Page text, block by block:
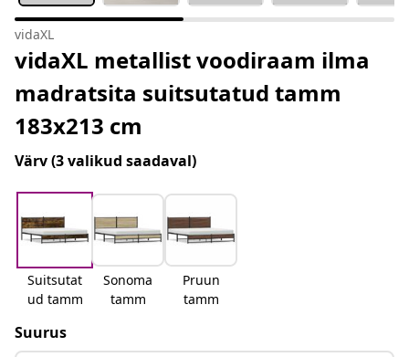
vidaXL
vidaXL metallist voodiraam ilma
madratsita suitsutatud tamm
183x213 cm
Värv(3 valikud saadaval)
Suitsutat
ud tamm
Sonoma
tamm
Pruun
tamm
Suurus